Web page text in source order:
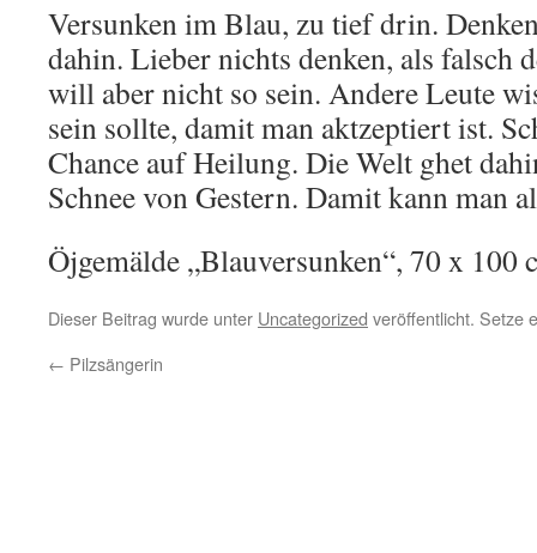
Versunken im Blau, zu tief drin.
dahin. Lieber nichts denken, als falsch
will aber nicht so sein. Andere Leute
sein sollte, damit man aktzeptiert ist.
Chance auf Heilung. Die Welt ghet
Schnee von Gestern. Damit kann man
Öjgemälde „Blauversunken“, 70 x 100
Dieser Beitrag wurde unter Uncategorized veröffentlicht. Setze
← Pilzsängerin